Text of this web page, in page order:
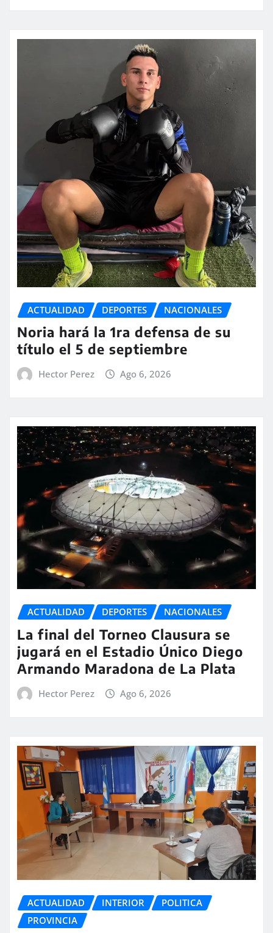
ACTUALIDAD DEPORTES NACIONALES
Noria hará la 1ra defensa de su
título el 5 de septiembre
Hector Perez Ago 6, 2026
ACTUALIDAD DEPORTES NACIONALES
La final del Torneo Clausura se
jugará en el Estadio Único Diego
Armando Maradona de La Plata
Hector Perez Ago 6, 2026
ACTUALIDAD INTERIOR
POLITICA
PROVINCIA